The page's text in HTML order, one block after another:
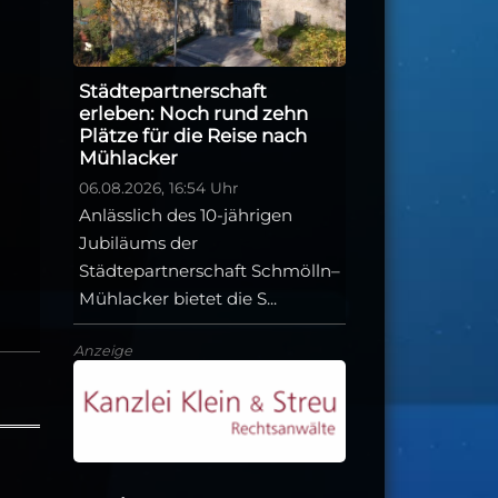
Städtepartnerschaft
erleben: Noch rund zehn
Plätze für die Reise nach
Mühlacker
06.08.2026, 16:54 Uhr
Anlässlich des 10-jährigen
Jubiläums der
Städtepartnerschaft Schmölln–
Mühlacker bietet die S...
Anzeige